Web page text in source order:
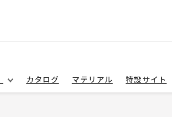
カタログ マテリアル 特設サイト